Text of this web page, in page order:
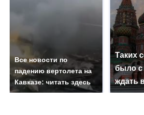
Все новости по
падению вертолета на
Кавказе: читать здесь
Таких
было с
ждать